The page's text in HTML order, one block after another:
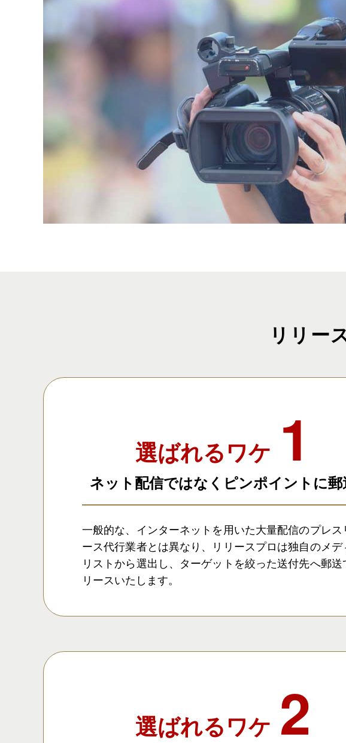
リリー
選ばれるワケ
ネット配信ではなくピンポイントに郵
一般的な、インターネットを用いた大量配信のプレス
ース代行業者とは異なり、リリースプロは独自のメデ
リストから選出し、ターゲットを絞った送付先へ郵送
リースいたします。
選ばれるワケ